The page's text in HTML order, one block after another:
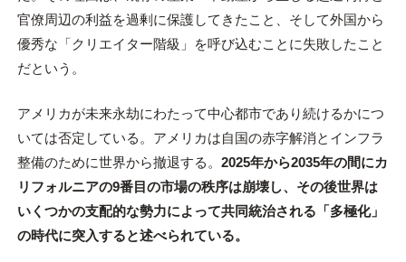
官僚周辺の利益を過剰に保護してきたこと、そして外国から
優秀な「クリエイター階級」を呼び込むことに失敗したこと
だという。
アメリカが未来永劫にわたって中心都市であり続けるかにつ
いては否定している。アメリカは自国の赤字解消とインフラ
整備のために世界から撤退する。 2025年から2035年の間にカ
リフォルニアの9番目の市場の秩序は崩壊し、その後世界は
いくつかの支配的な勢力によって共同統治される「多極化」
の時代に突入すると述べられている。